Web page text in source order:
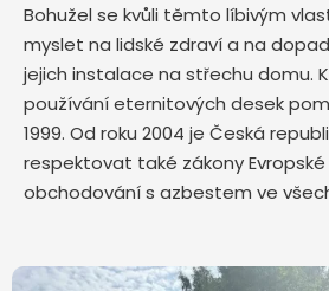
Bohužel se kvůli těmto líbivým
myslet na lidské zdraví a na
jejich instalace na střechu domu.
používání eternitových desek
1999. Od roku 2004 je Česká
respektovat také zákony Evropské
obchodování s azbestem ve